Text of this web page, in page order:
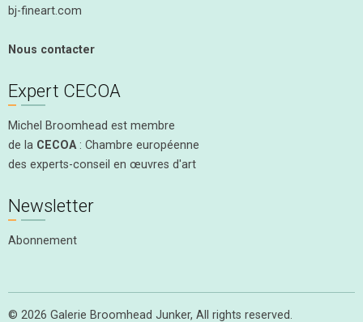
bj-fineart.com
Nous contacter
Expert CECOA
Michel Broomhead est membre
de la CECOA: Chambre européenne
des experts-conseil en œuvres d'art
Newsletter
Abonnement
© 2026 Galerie Broomhead Junker, All rights reserved.